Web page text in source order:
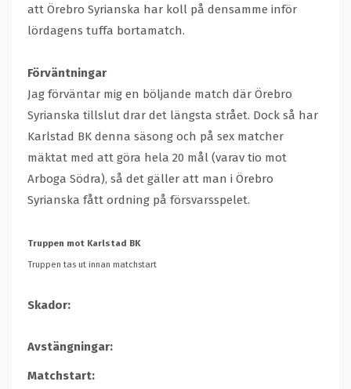
att Örebro Syrianska har koll på densamme inför
lördagens tuffa bortamatch.
Förväntningar
Jag förväntar mig en böljande match där Örebro
Syrianska tillslut drar det längsta strået. Dock så har
Karlstad BK denna säsong och på sex matcher
mäktat med att göra hela 20 mål (varav tio mot
Arboga Södra), så det gäller att man i Örebro
Syrianska fått ordning på försvarsspelet.
Truppen mot Karlstad BK
Truppen tas ut innan matchstart
Skador:
Avstängningar:
Matchstart: